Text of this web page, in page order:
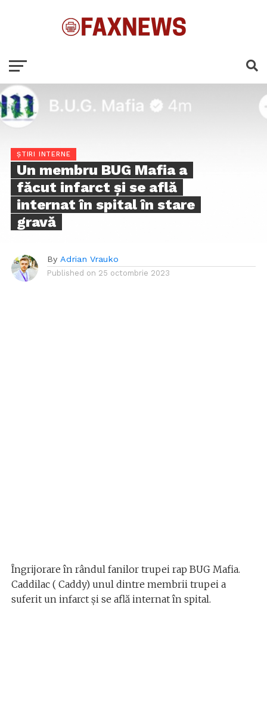
ȘTIRI INTERNE
Un membru BUG Mafia a
făcut infarct și se află
internat în spital în stare
gravă
By Adrian Vrauko
Published on 25 octombrie 2023
Îngrijorare în rândul fanilor trupei rap BUG Mafia.
Caddilac ( Caddy) unul dintre membrii trupei a
suferit un infarct și se află internat în spital.